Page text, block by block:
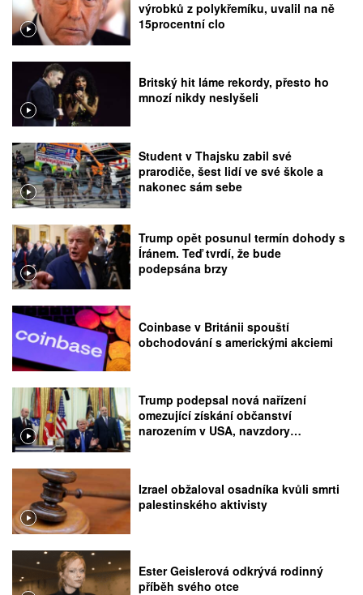
výrobků z polykřemíku, uvalil na ně
15procentní clo
Britský hit láme rekordy, přesto ho
mnozí nikdy neslyšeli
Student v Thajsku zabil své
prarodiče, šest lidí ve své škole a
nakonec sám sebe
Trump opět posunul termín dohody s
Íránem. Teď tvrdí, že bude
podepsána brzy
Coinbase v Británii spouští
obchodování s americkými akciemi
Trump podepsal nová nařízení
omezující získání občanství
narozením v USA, navzdory
Izrael obžaloval osadníka kvůli smrti
palestinského aktivisty
Ester Geislerová odkrývá rodinný
příběh svého otce